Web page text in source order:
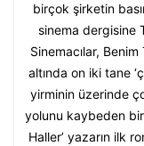
birçok şirketin
sinema dergisine
Sinemacılar,
altında on iki tane
yirminin üzerinde
yolunu kaybeden bir
Haller’ yazarın ilk